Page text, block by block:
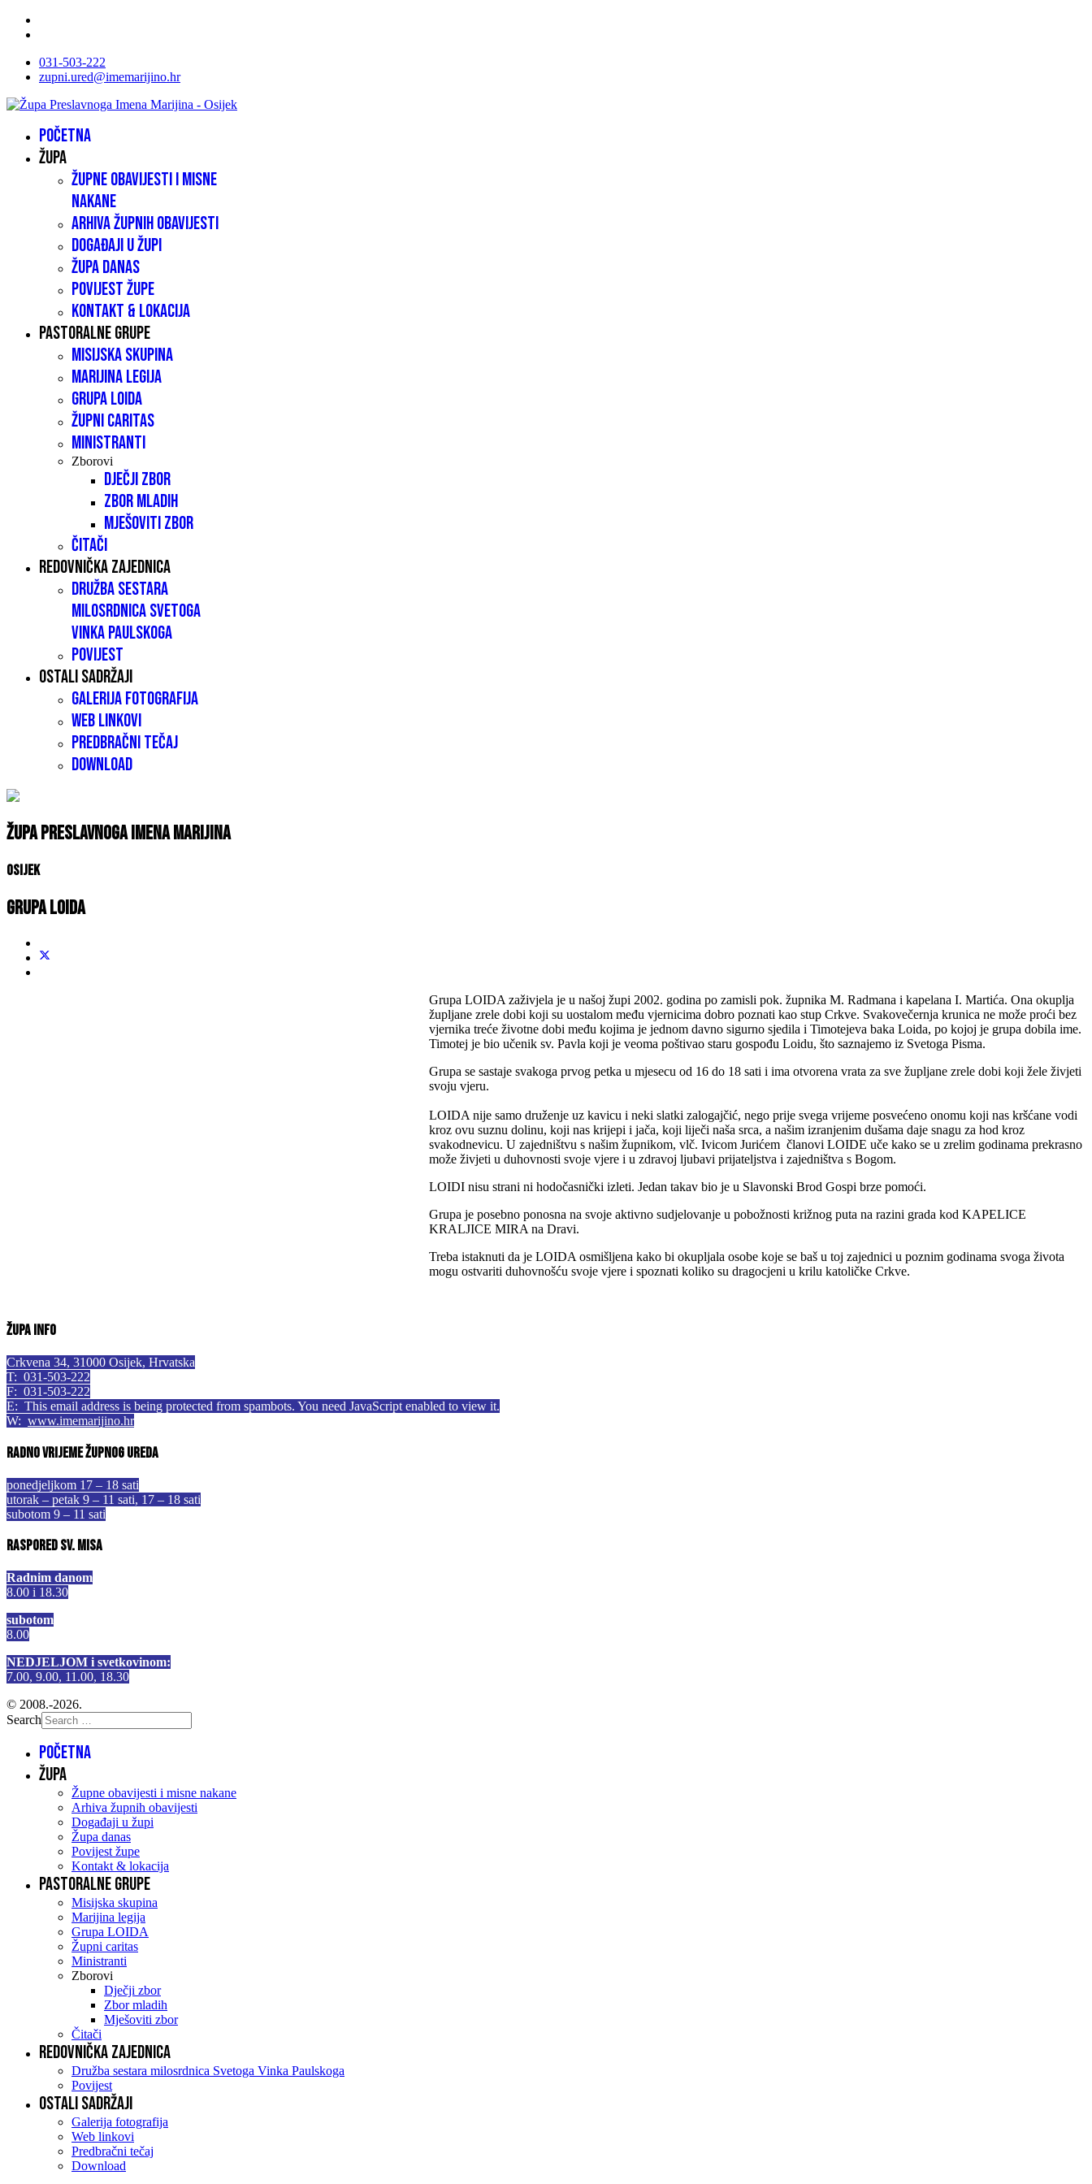
031-503-222
zupni.ured@imemarijino.hr
Početna
Župa
Župne obavijesti i misne
nakane
Arhiva župnih obavijesti
Događaji u župi
Župa danas
Povijest župe
Kontakt & lokacija
Pastoralne grupe
Misijska skupina
Marijina legija
Grupa LOIDA
Župni caritas
Ministranti
Zborovi
Dječji zbor
Zbor mladih
Mješoviti zbor
Čitači
Redovnička zajednica
Družba sestara
milosrdnica Svetoga
Vinka Paulskoga
Povijest
Ostali sadržaji
Galerija fotografija
Web linkovi
Predbračni tečaj
Download
Župa Preslavnoga Imena Marijina
Osijek
Grupa LOIDA
Grupa LOIDA zaživjela je u našoj župi 2002. godina po zamisli pok. župnika M. Radmana i kapelana I. Martića. Ona okuplja
župljane zrele dobi koji su uostalom među vjernicima dobro poznati kao stup Crkve. Svakovečernja krunica ne može proći bez
vjernika treće životne dobi među kojima je jednom davno sigurno sjedila i Timotejeva baka Loida, po kojoj je grupa dobila ime.
Timotej je bio učenik sv. Pavla koji je veoma poštivao staru gospođu Loidu, što saznajemo iz Svetoga Pisma.
Grupa se sastaje svakoga prvog petka u mjesecu od 16 do 18 sati i ima otvorena vrata za sve župljane zrele dobi koji žele živjeti
svoju vjeru.
LOIDA nije samo druženje uz kavicu i neki slatki zalogajčić, nego prije svega vrijeme posvećeno onomu koji nas kršćane vodi
kroz ovu suznu dolinu, koji nas krijepi i jača, koji liječi naša srca, a našim izranjenim dušama daje snagu za hod kroz
svakodnevicu. U zajedništvu s našim župnikom, vlč. Ivicom Jurićem članovi LOIDE uče kako se u zrelim godinama prekrasno
može živjeti u duhovnosti svoje vjere i u zdravoj ljubavi prijateljstva i zajedništva s Bogom.
LOIDI nisu strani ni hodočasnički izleti. Jedan takav bio je u Slavonski Brod Gospi brze pomoći.
Grupa je posebno ponosna na svoje aktivno sudjelovanje u pobožnosti križnog puta na razini grada kod KAPELICE
KRALJICE MIRA na Dravi.
Treba istaknuti da je LOIDA osmišljena kako bi okupljala osobe koje se baš u toj zajednici u poznim godinama svoga života
mogu ostvariti duhovnošću svoje vjere i spoznati koliko su dragocjeni u krilu katoličke Crkve.
Župa info
Crkvena 34, 31000 Osijek, Hrvatska
T: 031-503-222
F: 031-503-222
E: This email address is being protected from spambots. You need JavaScript enabled to view it.
W: www.imemarijino.hr
Radno vrijeme župnog ureda
ponedjeljkom 17 – 18 sati
utorak – petak 9 – 11 sati, 17 – 18 sati
subotom 9 – 11 sati
Raspored sv. misa
Radnim danom
8.00 i 18.30
subotom
8.00
NEDJELJOM i svetkovinom:
7.00, 9.00, 11.00, 18.30
© 2008.-2026.
Search
Početna
Župa
Župne obavijesti i misne nakane
Arhiva župnih obavijesti
Događaji u župi
Župa danas
Povijest župe
Kontakt & lokacija
Pastoralne grupe
Misijska skupina
Marijina legija
Grupa LOIDA
Župni caritas
Ministranti
Zborovi
Dječji zbor
Zbor mladih
Mješoviti zbor
Čitači
Redovnička zajednica
Družba sestara milosrdnica Svetoga Vinka Paulskoga
Povijest
Ostali sadržaji
Galerija fotografija
Web linkovi
Predbračni tečaj
Download